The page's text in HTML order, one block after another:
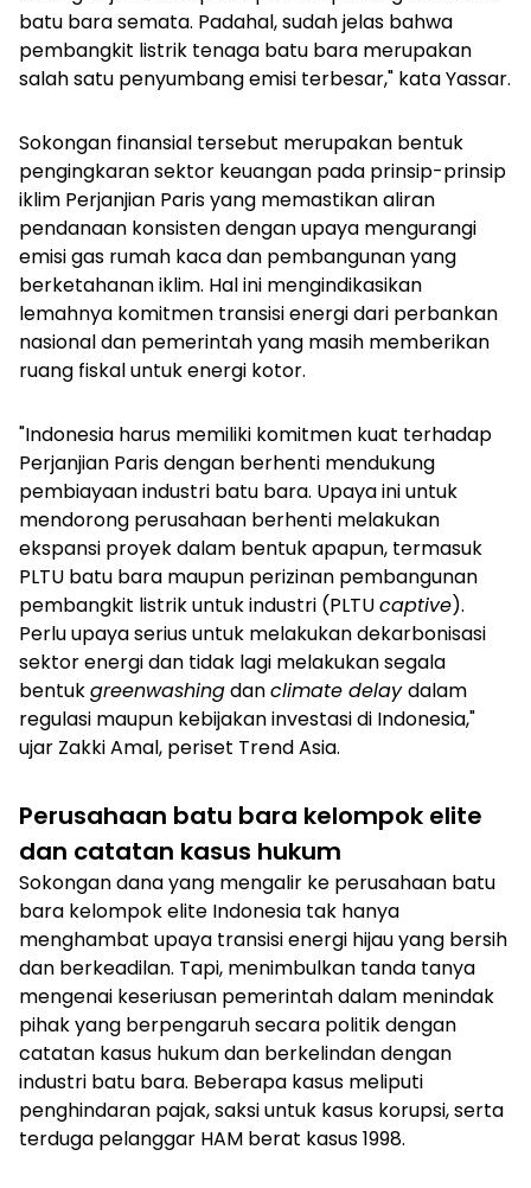
batu bara semata. Padahal, sudah jelas bahwa
pembangkit listrik tenaga batu bara merupakan
salah satu penyumbang emisi terbesar," kata Yassar.
Sokongan finansial tersebut merupakan bentuk
pengingkaran sektor keuangan pada prinsip-prinsip
iklim Perjanjian Paris yang memastikan aliran
pendanaan konsisten dengan upaya mengurangi
emisi gas rumah kaca dan pembangunan yang
berketahanan iklim. Hal ini mengindikasikan
lemahnya komitmen transisi energi dari perbankan
nasional dan pemerintah yang masih memberikan
ruang fiskal untuk energi kotor.
"Indonesia harus memiliki komitmen kuat terhadap
Perjanjian Paris dengan berhenti mendukung
pembiayaan industri batu bara. Upaya ini untuk
mendorong perusahaan berhenti melakukan
ekspansi proyek dalam bentuk apapun, termasuk
PLTU batu bara maupun perizinan pembangunan
pembangkit listrik untuk industri (PLTUcaptive).
Perlu upaya serius untuk melakukan dekarbonisasi
sektor energi dan tidak lagi melakukan segala
bentukgreenwashingdanclimate delaydalam
regulasi maupun kebijakan investasi di Indonesia,"
ujar Zakki Amal, periset Trend Asia.
Perusahaan batu bara kelompok elite
dan catatan kasus hukum
Sokongan dana yang mengalir ke perusahaan batu
bara kelompok elite Indonesia tak hanya
menghambat upaya transisi energi hijau yang bersih
dan berkeadilan. Tapi, menimbulkan tanda tanya
mengenai keseriusan pemerintah dalam menindak
pihak yang berpengaruh secara politik dengan
catatan kasus hukum dan berkelindan dengan
industri batu bara. Beberapa kasus meliputi
penghindaran pajak, saksi untuk kasus korupsi, serta
terduga pelanggar HAM berat kasus 1998.